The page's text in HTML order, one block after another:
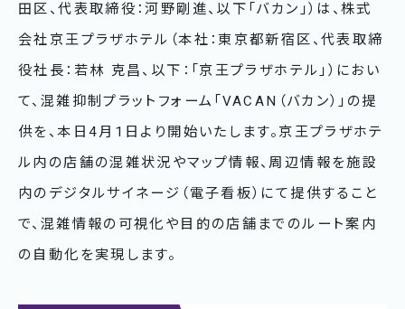
田区、代表取締役：河野剛進、以下「バカン」）は、株式
会社京王プラザホテル（本社：東京都新宿区、代表取締
役社長：若林 克昌、以下：「京王プラザホテル」）におい
て、混雑抑制プラットフォーム「VACAN（バカン）」の提
供を、本日4月1日より開始いたします。京王プラザホテ
ル内の店舗の混雑状況やマップ情報、周辺情報を施設
内のデジタルサイネージ（電子看板）にて提供すること
で、混雑情報の可視化や目的の店舗までのルート案内
の自動化を実現します。